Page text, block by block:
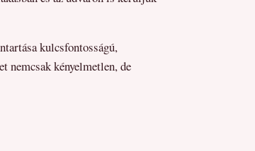
kulcsfontosságú,
nemcsak kényelmetlen, de